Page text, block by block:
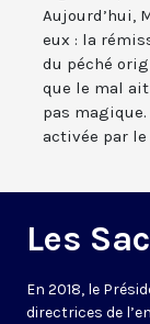
Aujourd’hui,
eux : la
du péché
que le mal ait
pas
activée par
Les
En 2018, le
directrices de